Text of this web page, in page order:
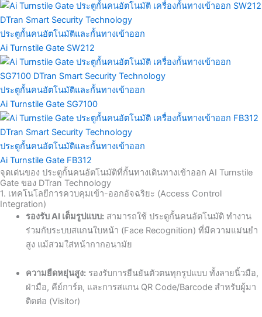
ประตูกั้นคนอัตโนมัติและกั้นทางเข้าออก
Ai Turnstile Gate SW212
ประตูกั้นคนอัตโนมัติและกั้นทางเข้าออก
Ai Turnstile Gate SG7100
ประตูกั้นคนอัตโนมัติและกั้นทางเข้าออก
Ai Turnstile Gate FB312
จุดเด่นของ ประตูกั้นคนอัตโนมัติที่กั้นทางเดินทางเข้าออก AI Turnstile
Gate ของ DTran Technology
1. เทคโนโลยีการควบคุมเข้า-ออกอัจฉริยะ (Access Control
Integration)
รองรับ AI เต็มรูปแบบ:สามารถใช้ ประตูกั้นคนอัตโนมัติ ทำงาน
ร่วมกับระบบสแกนใบหน้า (Face Recognition) ที่มีความแม่นยำ
สูง แม้สวมใส่หน้ากากอนามัย
ความยืดหยุ่นสูง:รองรับการยืนยันตัวตนทุกรูปแบบ ทั้งลายนิ้วมือ,
ฝ่ามือ, คีย์การ์ด, และการสแกน QR Code/Barcode สำหรับผู้มา
ติดต่อ (Visitor)